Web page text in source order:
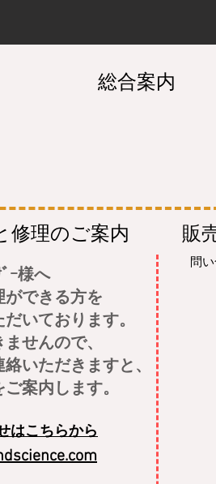
​総合案内
修理のご案内
ｰ様へ
ができる方を
いております。
せんので、
いただきますと、
案内します。
はこちらから
com
販
問